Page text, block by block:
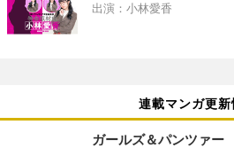
出演：小林愛香
連載マンガ更新
ガールズ＆パンツァー